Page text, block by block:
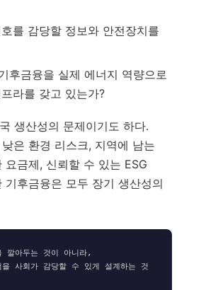
를 감당할 정보와 안전장치를
후금융을 실제 에너지 역량으로
라를 갖고 있는가?
생산성의 문제이기도 하다.
은 환경 리스크, 지역에 남는
요금제, 신뢰할 수 있는 ESG
기후금융은 모두 장기 생산성의
깔아두는 것이 아니라,
을 사회가 감당할 수 있게 설계하는 것